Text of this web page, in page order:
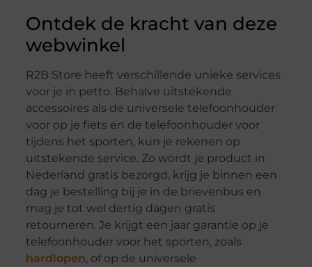
Ontdek de kracht van deze
webwinkel
R2B Store heeft verschillende unieke services
voor je in petto. Behalve uitstekende
accessoires als de universele telefoonhouder
voor op je fiets en de telefoonhouder voor
tijdens het sporten, kun je rekenen op
uitstekende service. Zo wordt je product in
Nederland gratis bezorgd, krijg je binnen een
dag je bestelling bij je in de brievenbus en
mag je tot wel dertig dagen gratis
retourneren. Je krijgt een jaar garantie op je
telefoonhouder voor het sporten, zoals
hardlopen, of op de universele